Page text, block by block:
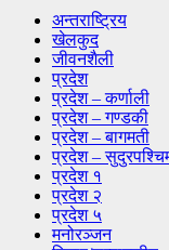
अन्तराष्ट्रिय
खेलकुद
जीवनशैली
प्रदेश
प्रदेश – कर्णाली
प्रदेश – गण्डकी
प्रदेश – बागमती
प्रदेश –
प्रदेश १
प्रदेश २
प्रदेश ५
मनोरञ्जन